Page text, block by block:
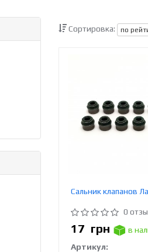
Сортировка: по
Сальник клапанов
0
17 грн
в
Артикул: